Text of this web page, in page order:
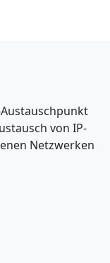
von IP-
Netzwerken